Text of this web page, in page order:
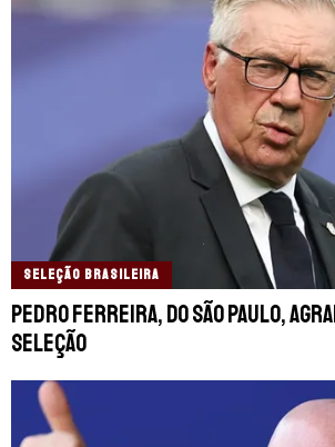
SELEÇÃO BRASILEIRA
Pedro Ferreira, do São Paulo,
seleção